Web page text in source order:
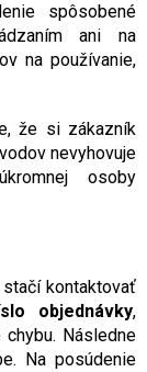
spôsobené
ani na
na používanie,
že si zákazník
nevyhovuje
osoby
kontaktovať
objednávky,
Následne
Na posúdenie